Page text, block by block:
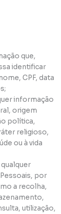
que,
identificar
CPF, data
informação
origem
política,
religioso,
ou à vida
por
a recolha,
utilização,